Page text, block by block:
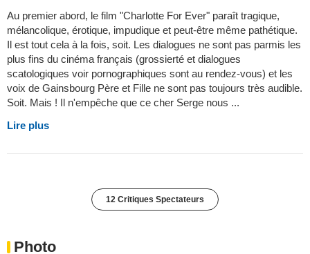
Au premier abord, le film "Charlotte For Ever" paraît tragique,
mélancolique, érotique, impudique et peut-être même pathétique.
Il est tout cela à la fois, soit. Les dialogues ne sont pas parmis les
plus fins du cinéma français (grossierté et dialogues
scatologiques voir pornographiques sont au rendez-vous) et les
voix de Gainsbourg Père et Fille ne sont pas toujours très audible.
Soit. Mais ! Il n'empêche que ce cher Serge nous ...
Lire plus
12 Critiques Spectateurs
Photo